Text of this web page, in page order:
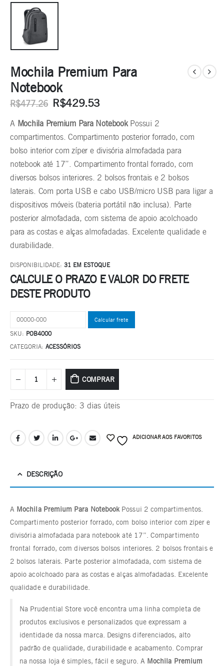
Mochila Premium Para
Notebook
R$477.26 R$429.53
A Mochila Premium Para Notebook Possui 2
compartimentos. Compartimento posterior forrado, com
bolso interior com zíper e divisória almofadada para
notebook até 17”. Compartimento frontal forrado, com
diversos bolsos interiores. 2 bolsos frontais e 2 bolsos
laterais. Com porta USB e cabo USB/micro USB para ligar a
dispositivos móveis (bateria portátil não inclusa). Parte
posterior almofadada, com sistema de apoio acolchoado
para as costas e alças almofadadas. Excelente qualidade e
durabilidade.
DISPONIBILIDADE: 31 EM ESTOQUE
CALCULE O PRAZO E VALOR DO FRETE
DESTE PRODUTO
SKU: POB4000
CATEGORIA: ACESSÓRIOS
COMPRAR
Prazo de produção: 3 dias úteis
ADICIONAR AOS FAVORITOS
DESCRIÇÃO
A Mochila Premium Para Notebook Possui 2 compartimentos.
Compartimento posterior forrado, com bolso interior com zíper e
divisória almofadada para notebook até 17”. Compartimento
frontal forrado, com diversos bolsos interiores. 2 bolsos frontais e
2 bolsos laterais. Parte posterior almofadada, com sistema de
apoio acolchoado para as costas e alças almofadadas. Excelente
qualidade e durabilidade.
Na Prudential Store você encontra uma linha completa de
produtos exclusivos e personalizados que expressam a
identidade da nossa marca. Designs diferenciados, alto
padrão de qualidade, durabilidade e acabamento. Comprar
na nossa loja é simples, fácil e seguro. A Mochila Premium